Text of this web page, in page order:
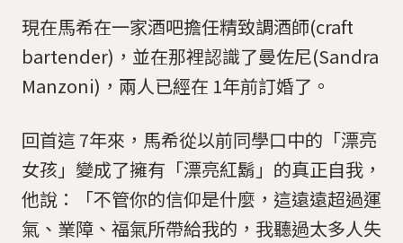
現在馬希在一家酒吧擔任精致調酒師(craft
bartender)，並在那裡認識了曼佐尼(Sandra
Manzoni)，兩人已經在 1年前訂婚了。
回首這 7年來，馬希從以前同學口中的「漂亮
女孩」變成了擁有「漂亮紅鬍」的真正自我，
他說：「不管你的信仰是什麼，這遠遠超過運
氣、業障、福氣所帶給我的，我聽過太多人失